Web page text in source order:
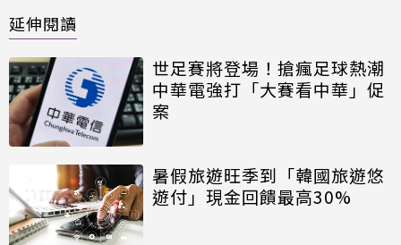
延伸閱讀
世足賽將登場！搶瘋足球熱潮
中華電強打「大賽看中華」促
案
暑假旅遊旺季到「韓國旅遊悠
遊付」現金回饋最高30%